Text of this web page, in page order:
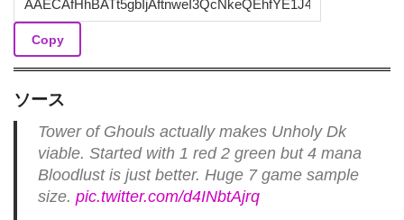
Copy
ソース
Tower of Ghouls actually makes Unholy Dk
viable. Started with 1 red 2 green but 4 mana
Bloodlust is just better. Huge 7 game sample
size. pic.twitter.com/d4INbtAjrq